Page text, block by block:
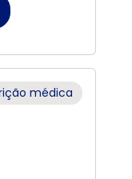
médica